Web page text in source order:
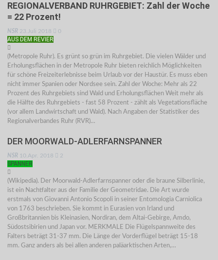
REGIONALVERBAND RUHRGEBIET: Zahl der Woche
= 22 Prozent!
NSR 23.Juli 2018 0
AUS DEM REVIER
(Metropole Ruhr). Es grünt so grün im Ruhrgebiet. Die vielen Wälder und
Erholungsflächen in der Metropole Ruhr bieten reichlich Möglichkeiten
für schöne Freizeiterlebnisse beim Urlaub vor der Haustür. Es muss eben
nicht immer Spanien oder Nordsee sein. Zahl der Woche: Mehr als 22
Prozent des Ruhrgebiets sind Wald und Erholungsflächen Weit mehr als
die Hälfte des Ruhrgebiets - fast 58 Prozent - zählt als Vegetationsfläche
(vor allem Landwirtschaft und Wald). Nach Angaben der Statistiker des
Regionalverbandes Ruhr (RVR)…
DER MOORWALD-ADLERFARNSPANNER
NSR 10.Apr. 2018 2
SPANNER
(Wikipedia). Der Moorwald-Adlerfarnspanner oder die braune Silberlinie,
ist ein Nachtfalter aus der Familie der Geometridae. Die Art wurde
erstmals von Giovanni Antonio Scopoli in seiner Entomologia Carniolica
von 1763 beschrieben. Sie kommt in Eurasien von Irland und
Großbritannien bis Kleinasien, Nordiran, dem Altai-Gebirge, Amdo,
Südostsibirien und Japan vor. MERKMALE Die Flügelspannweite des
Falters beträgt 31-37 mm. Die Länge der Vorderflügel beträgt 15-18
mm. Ganz anders als bei allen anderen paläarktischen Arten,…